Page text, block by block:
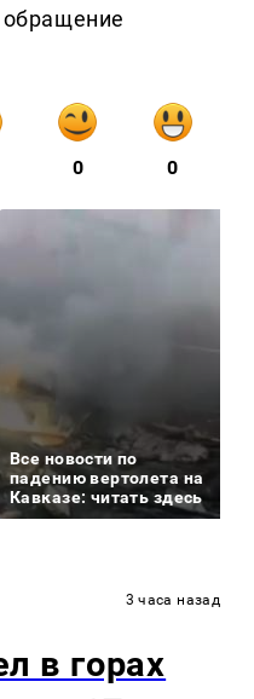
обращение
0 0
Все новости по
падению вертолета на
Кавказе: читать здесь
3 часа назад
в горах